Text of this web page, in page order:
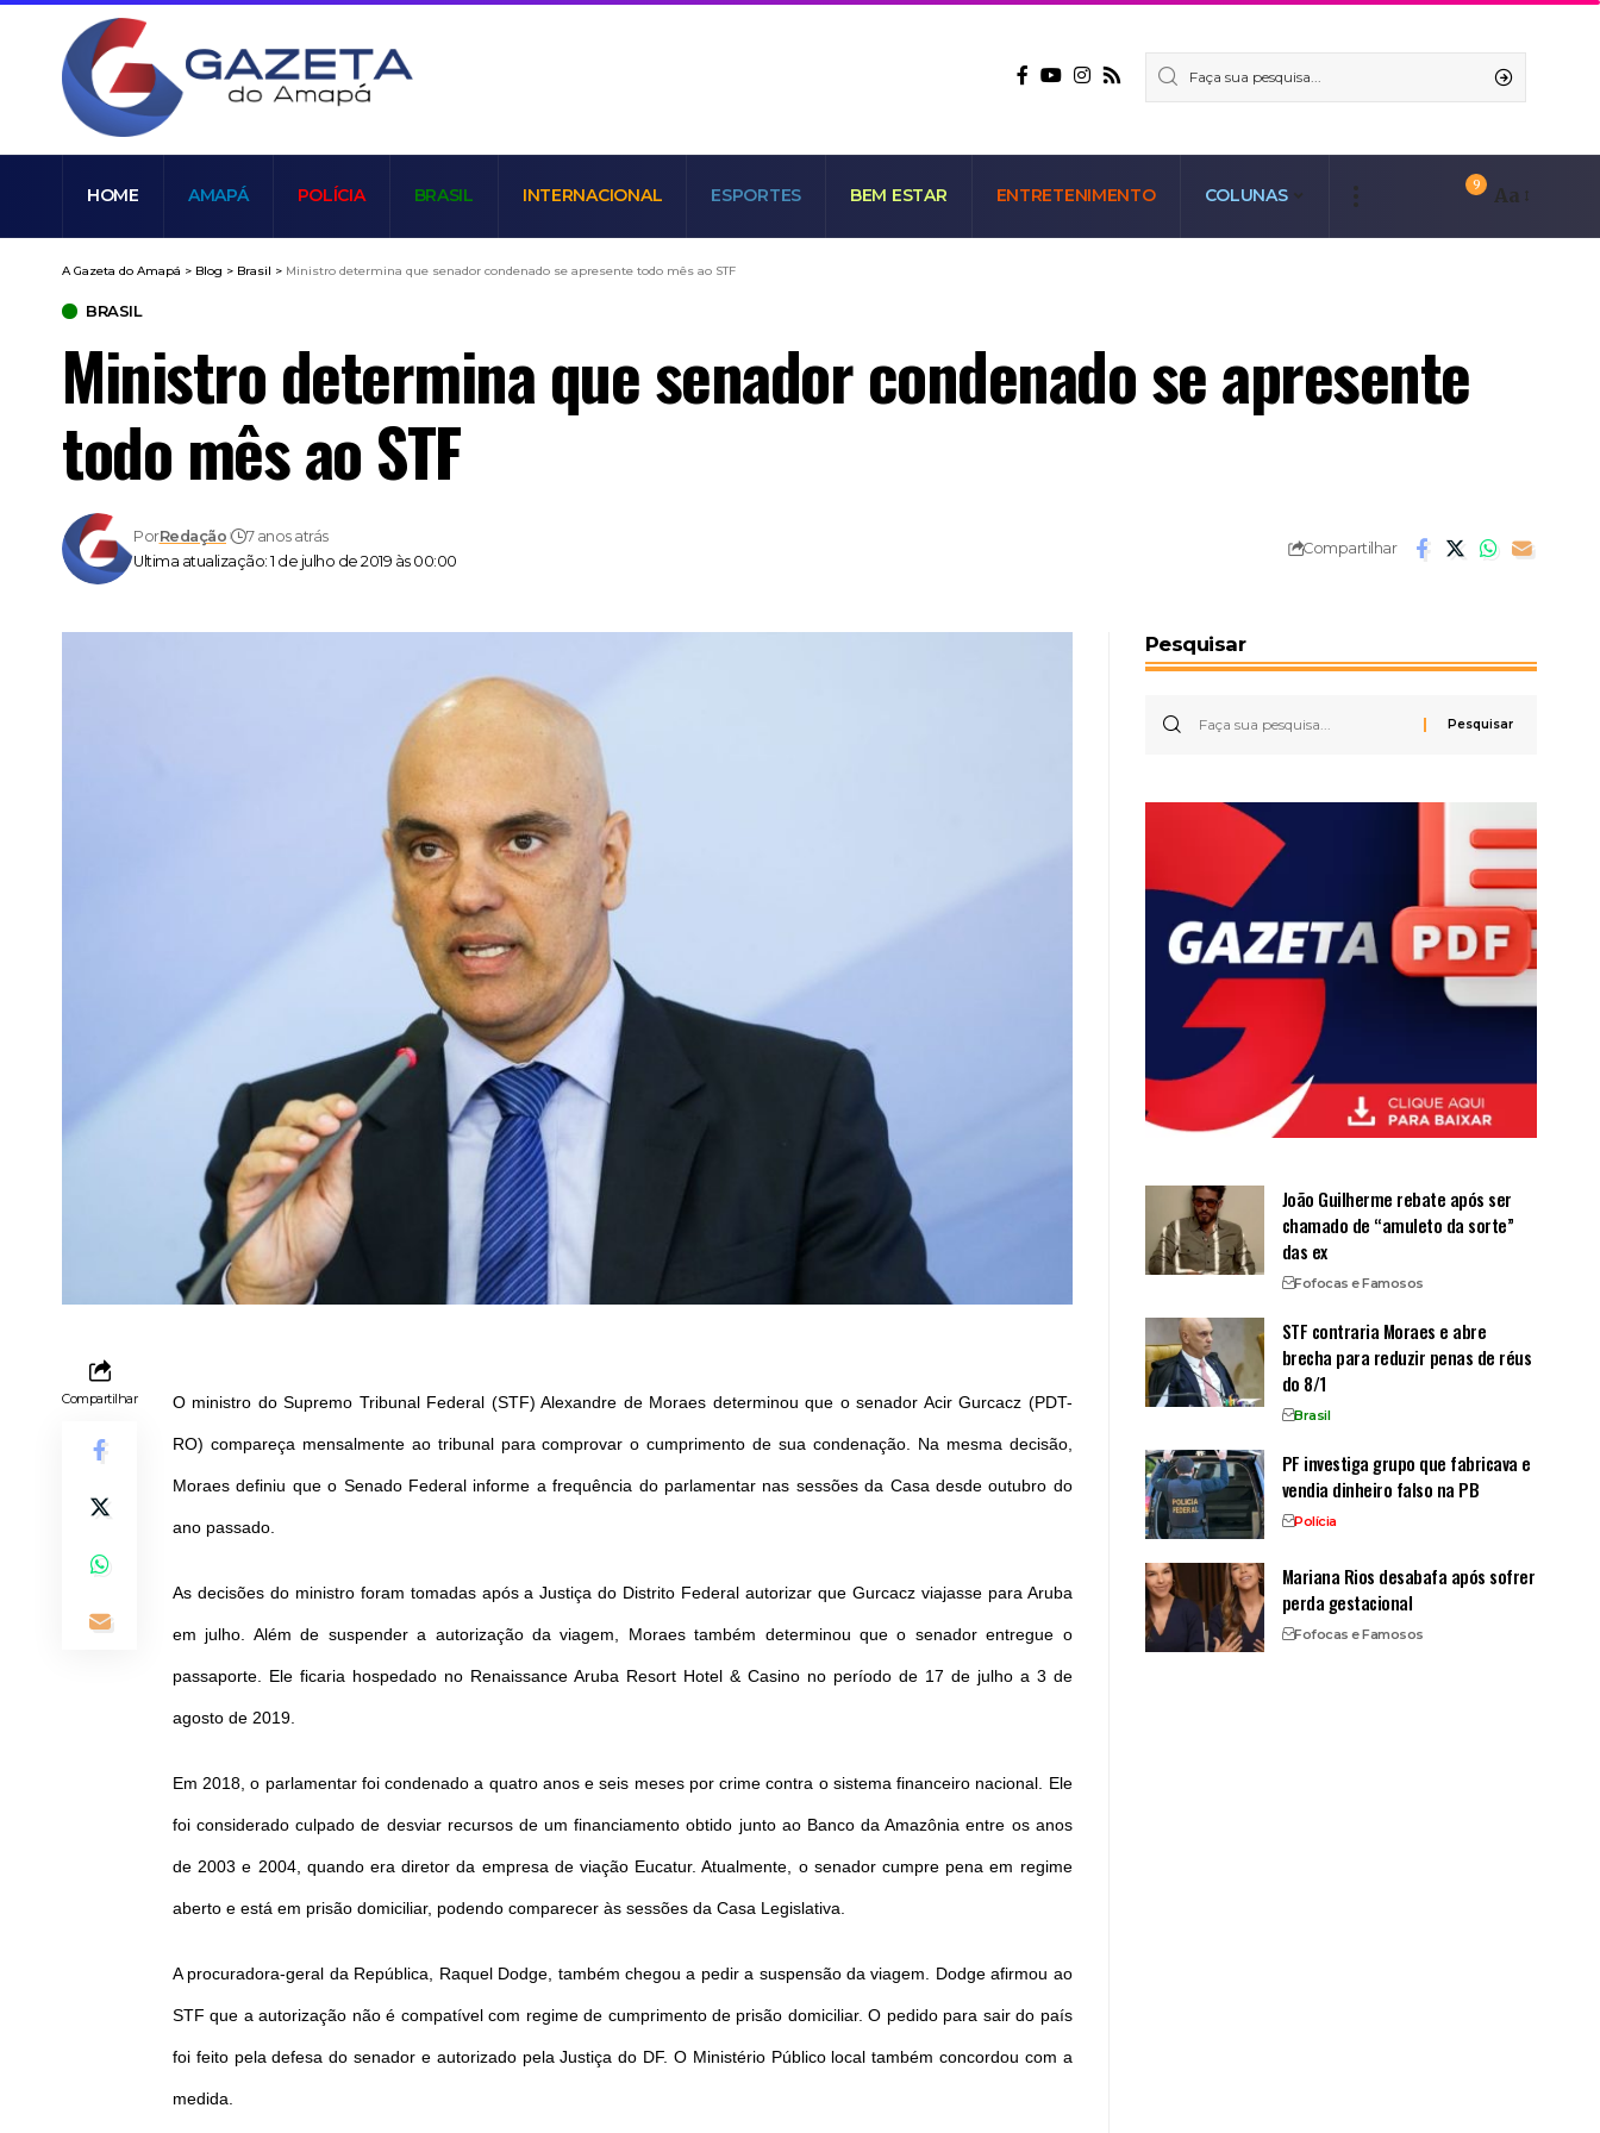
HOME AMAPÁ POLÍCIA BRASIL INTERNACIONAL ESPORTES BEM ESTAR ENTRETENIMENTO COLUNAS
9 Aa
A Gazeta do Amapá > Blog > Brasil > Ministro determina que senador condenado se apresente todo mês ao STF
BRASIL
Ministro determina que senador condenado se apresente
todo mês ao STF
Ultima atualização: 1 de julho de 2019 às 00:00
PorRedação 7 anos atrás
Compartilhar
Compartilhar O ministro do Supremo Tribunal Federal (STF) Alexandre de Moraes determinou que o senador Acir Gurcacz (PDT-
RO) compareça mensalmente ao tribunal para comprovar o cumprimento de sua condenação. Na mesma decisão,
Moraes definiu que o Senado Federal informe a frequência do parlamentar nas sessões da Casa desde outubro do
ano passado.
As decisões do ministro foram tomadas após a Justiça do Distrito Federal autorizar que Gurcacz viajasse para Aruba
em julho. Além de suspender a autorização da viagem, Moraes também determinou que o senador entregue o
passaporte. Ele ficaria hospedado no Renaissance Aruba Resort Hotel & Casino no período de 17 de julho a 3 de
agosto de 2019.
Em 2018, o parlamentar foi condenado a quatro anos e seis meses por crime contra o sistema financeiro nacional. Ele
foi considerado culpado de desviar recursos de um financiamento obtido junto ao Banco da Amazônia entre os anos
de 2003 e 2004, quando era diretor da empresa de viação Eucatur. Atualmente, o senador cumpre pena em regime
aberto e está em prisão domiciliar, podendo comparecer às sessões da Casa Legislativa.
A procuradora-geral da República, Raquel Dodge, também chegou a pedir a suspensão da viagem. Dodge afirmou ao
STF que a autorização não é compatível com regime de cumprimento de prisão domiciliar. O pedido para sair do país
foi feito pela defesa do senador e autorizado pela Justiça do DF. O Ministério Público local também concordou com a
medida.
Pesquisar
João Guilherme rebate após ser
chamado de “amuleto da sorte”
das ex
Fofocas e Famosos
STF contraria Moraes e abre
brecha para reduzir penas de réus
do 8/1
Brasil
PF investiga grupo que fabricava e
vendia dinheiro falso na PB
Polícia
Mariana Rios desabafa após sofrer
perda gestacional
Fofocas e Famosos